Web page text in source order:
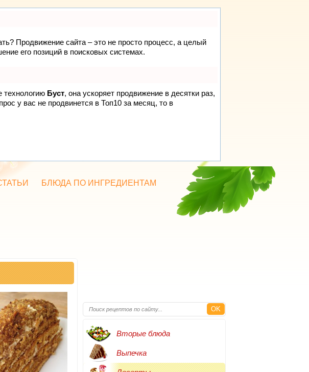
Продвижение сайта – это не просто процесс, а целый
его позиций в поисковых системах.
технологию Буст, она ускоряет продвижение в десятки раз,
у вас не продвинется в Топ10 за месяц, то в
БЛЮДА ПО ИНГРЕДИЕНТАМ
OK
Вторые блюда
Выпечка